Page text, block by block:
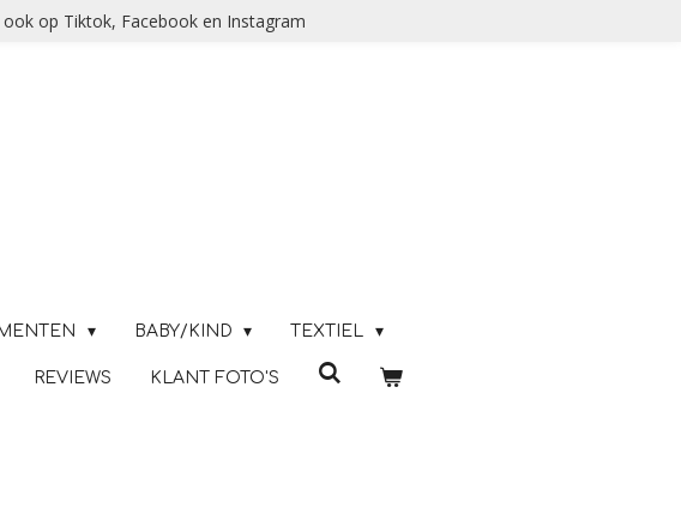
ook op Tiktok, Facebook en Instagram
BABY/KIND TEXTIEL
REVIEWS KLANT FOTO'S